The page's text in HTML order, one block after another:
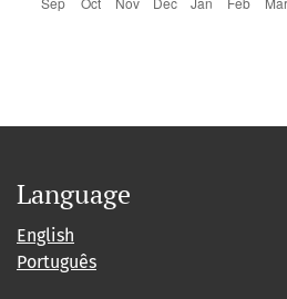
Language
English
Português